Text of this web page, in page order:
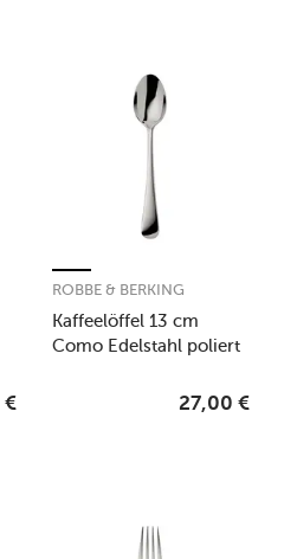
€
Kaffeelöffel 13 cm
Como Edelstahl poliert
ROBBE & BERKING
27,00 €